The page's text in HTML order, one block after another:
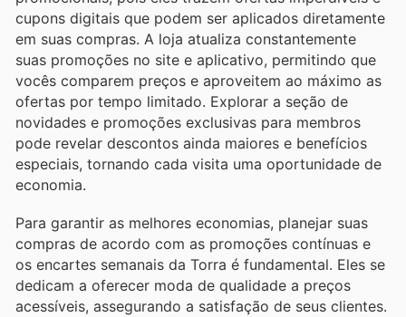
cupons digitais que podem ser aplicados diretamente
em suas compras. A loja atualiza constantemente
suas promoções no site e aplicativo, permitindo que
vocês comparem preços e aproveitem ao máximo as
ofertas por tempo limitado. Explorar a seção de
novidades e promoções exclusivas para membros
pode revelar descontos ainda maiores e benefícios
especiais, tornando cada visita uma oportunidade de
economia.
Para garantir as melhores economias, planejar suas
compras de acordo com as promoções contínuas e
os encartes semanais da Torra é fundamental. Eles se
dedicam a oferecer moda de qualidade a preços
acessíveis, assegurando a satisfação de seus clientes.